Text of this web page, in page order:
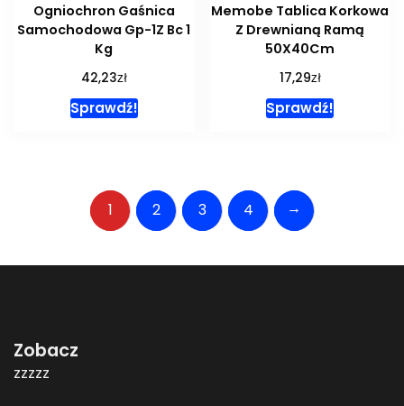
Ogniochron Gaśnica
Samochodowa Gp-1Z Bc 1
Kg
42,23zł
Sprawdź!
Memobe Tablica Korkowa
Z Drewnianą Ramą
50X40Cm
17,29zł
Sprawdź!
1 2 3 4 →
Zobacz
zzzzz